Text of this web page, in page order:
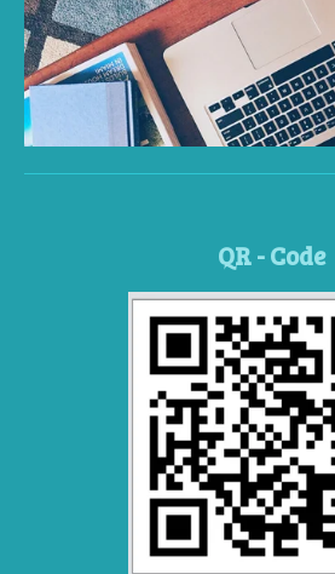
QR - Code